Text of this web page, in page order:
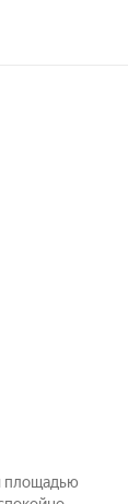
площадью